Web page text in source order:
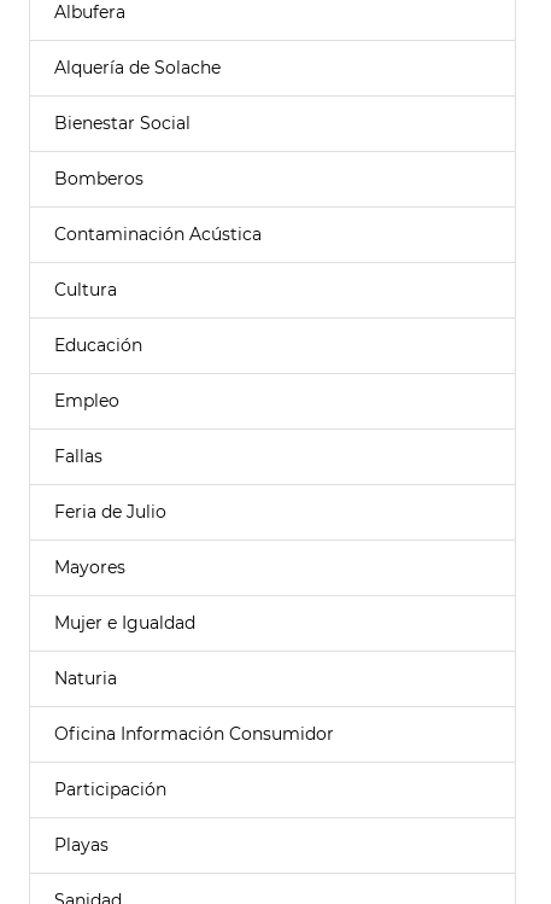
Albufera
Alquería de Solache
Bienestar Social
Bomberos
Contaminación Acústica
Cultura
Educación
Empleo
Fallas
Feria de Julio
Mayores
Mujer e Igualdad
Naturia
Oficina Información Consumidor
Participación
Playas